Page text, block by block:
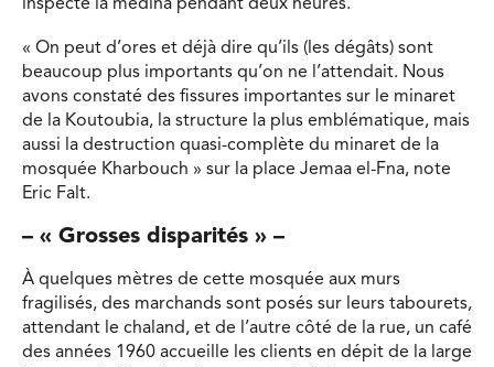
inspecté la médina pendant deux heures.
« On peut d’ores et déjà dire qu’ils (les dégâts) sont
beaucoup plus importants qu’on ne l’attendait. Nous
avons constaté des fissures importantes sur le minaret
de la Koutoubia, la structure la plus emblématique, mais
aussi la destruction quasi-complète du minaret de la
mosquée Kharbouch » sur la place Jemaa el-Fna, note
Eric Falt.
– « Grosses disparités » –
À quelques mètres de cette mosquée aux murs
fragilisés, des marchands sont posés sur leurs tabourets,
attendant le chaland, et de l’autre côté de la rue, un café
des années 1960 accueille les clients en dépit de la large